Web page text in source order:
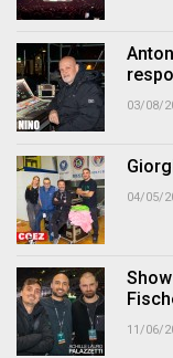
03/08/
04/05/
11/06/